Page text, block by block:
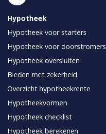
Hypotheek
Hypotheek voor starters
Hypotheek voor doorstromers
Hypotheek oversluiten
Bieden met zekerheid
Overzicht hypotheekrente
Hypotheekvormen
Hypotheek checklist
Hypotheek berekenen